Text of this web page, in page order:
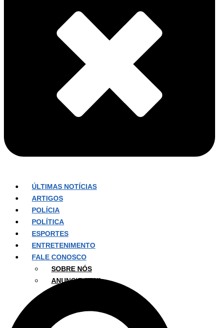
ÚLTIMAS NOTÍCIAS
ARTIGOS
POLÍCIA
POLÍTICA
ESPORTES
ENTRETENIMENTO
FALE CONOSCO
SOBRE NÓS
ANUNCIE AQUI